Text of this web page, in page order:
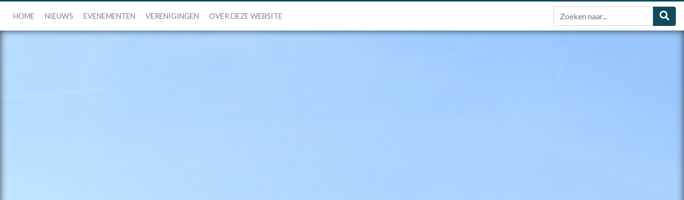
HOME NIEUWS EVENEMENTEN VERENIGINGEN OVER DEZE WEBSITE